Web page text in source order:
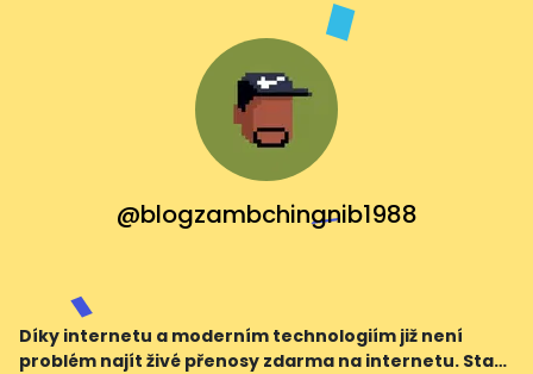
@blogzambchingnib1988
Díky internetu a moderním technologiím již není
problém najít živé přenosy zdarma na internetu. Stačí